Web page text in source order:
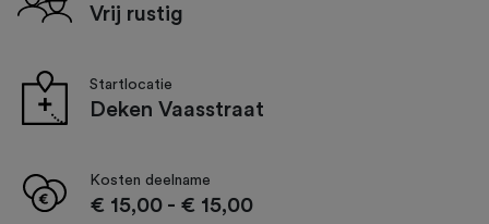
Vrij rustig
Startlocatie
Deken Vaasstraat
Kosten deelname
€ 15,00 - € 15,00